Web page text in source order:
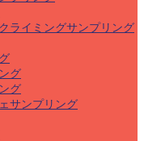
ライミングサンプリング
グ
グ
サンプリング